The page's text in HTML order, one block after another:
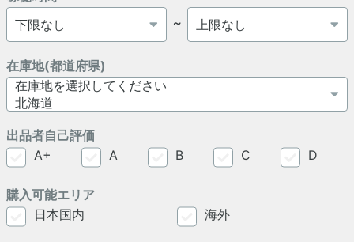
～
在庫地(都道府県)
出品者自己評価
A+
A B C D
購入可能エリア
日本国内
海外